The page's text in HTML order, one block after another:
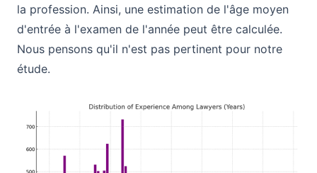
la profession. Ainsi, une estimation de l'âge moyen
d'entrée à l'examen de l'année peut être calculée.
Nous pensons qu'il n'est pas pertinent pour notre
étude.